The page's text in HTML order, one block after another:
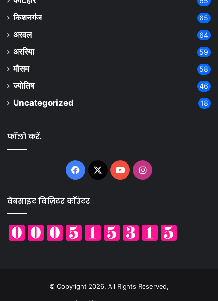
किशनगंज 65
अरवल 64
अररिया 59
मौसम 58
ज्योतिष 46
Uncategorized 18
फॉलो करें.
Facebook
X YouTubeInstagram
वेबसाइट विज़िटर कॉउंटर
© Copyright 2026, All Rights Reserved,